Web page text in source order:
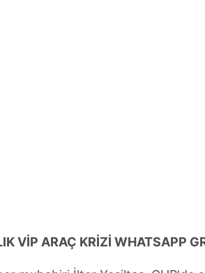
VİP ARAÇ KRİZİ WHATSAPP